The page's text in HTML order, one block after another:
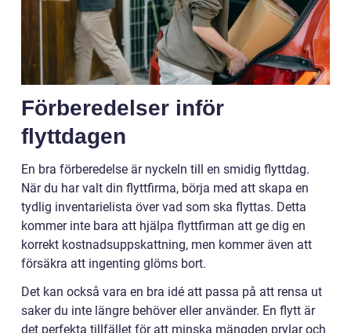
Förberedelser inför
flyttdagen
En bra förberedelse är nyckeln till en smidig flyttdag.
När du har valt din flyttfirma, börja med att skapa en
tydlig inventarielista över vad som ska flyttas. Detta
kommer inte bara att hjälpa flyttfirman att ge dig en
korrekt kostnadsuppskattning, men kommer även att
försäkra att ingenting glöms bort.
Det kan också vara en bra idé att passa på att rensa ut
saker du inte längre behöver eller använder. En flytt är
det perfekta tillfället för att minska mängden prylar och